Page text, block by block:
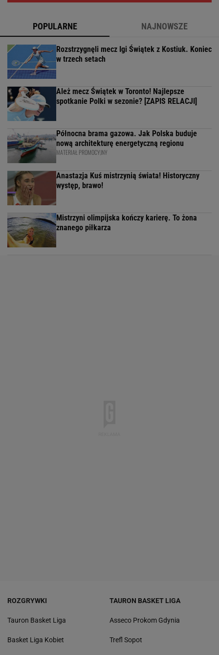
POPULARNE NAJNOWSZE
Rozstrzygnęli mecz Igi Świątek z Kostiuk. Koniec
w trzech setach
Ależ mecz Świątek w Toronto! Najlepsze
spotkanie Polki w sezonie? [ZAPIS RELACJI]
Północna brama gazowa. Jak Polska buduje
nową architekturę energetyczną regionu
MATERIAŁ PROMOCYJNY
Anastazja Kuś mistrzynią świata! Historyczny
występ, brawo!
Mistrzyni olimpijska kończy karierę. To żona
znanego piłkarza
ROZGRYWKI
Tauron Basket Liga
Basket Liga Kobiet
TAURON BASKET LIGA
Asseco Prokom Gdynia
Trefl Sopot